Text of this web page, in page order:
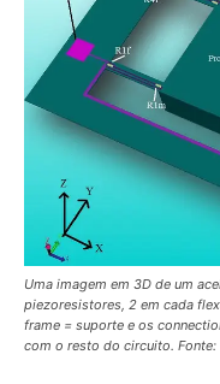
Uma imagem em 3D de um
piezoresistores, 2 em cada
frame = suporte e os
com o resto do circuito. Fonte: